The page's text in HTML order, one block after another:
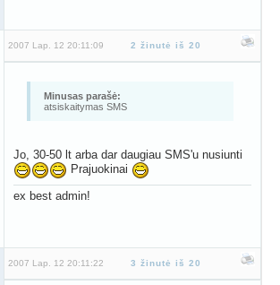
2007 Lap. 12 20:11:09 2 žinutė iš 20
Minusas parašė:
atsiskaitymas SMS
Jo, 30-50 lt arba dar daugiau SMS'u nusiunti
Prajuokinai
ex best admin!
2007 Lap. 12 20:11:22 3 žinutė iš 20